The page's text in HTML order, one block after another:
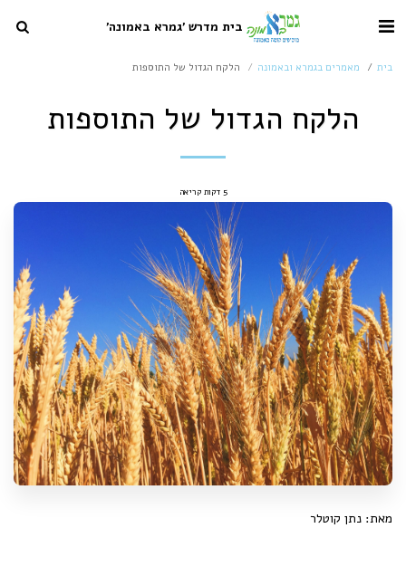
בית מדרש 'גמרא באמונה'
בית מאמרים בגמרא ובאמונה הלקח הגדול של התוספות
הלקח הגדול של התוספות
5 דקות קריאה
מאת: נתן קוטלר